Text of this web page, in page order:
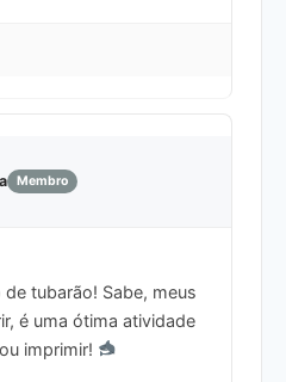
Membro
tubarão! Sabe, meus
é uma ótima atividade
imprimir!